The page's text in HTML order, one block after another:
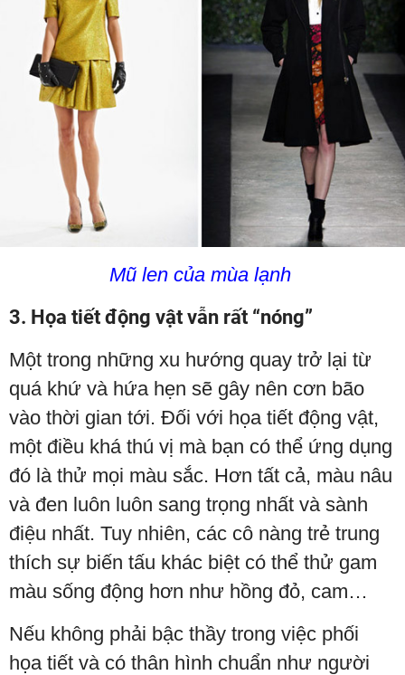
Mũ len của mùa lạnh
3. Họa tiết động vật vẫn rất “nóng”
Một trong những xu hướng quay trở lại từ
quá khứ và hứa hẹn sẽ gây nên cơn bão
vào thời gian tới. Đối với họa tiết động vật,
một điều khá thú vị mà bạn có thể ứng dụng
đó là thử mọi màu sắc. Hơn tất cả, màu nâu
và đen luôn luôn sang trọng nhất và sành
điệu nhất. Tuy nhiên, các cô nàng trẻ trung
thích sự biến tấu khác biệt có thể thử gam
màu sống động hơn như hồng đỏ, cam…
Nếu không phải bậc thầy trong việc phối
họa tiết và có thân hình chuẩn như người